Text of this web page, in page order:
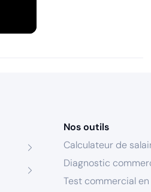
Nos outils
Calculateur de
Diagnostic
Test commercial